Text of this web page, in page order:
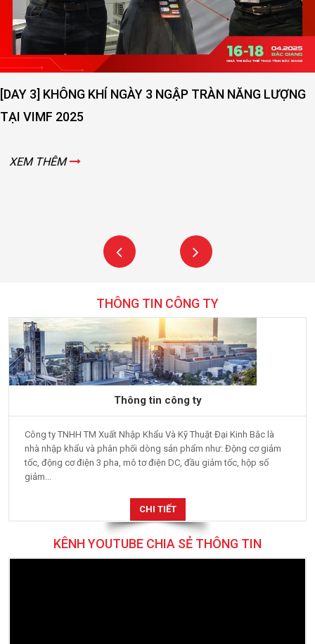
[DAY 3] KHÔNG KHÍ NGÀY 3 NGẬP TRÀN NĂNG LƯỢNG
TẠI VIMF 2025
XEM THÊM
THÔNG TIN CÔNG TY
Thông tin công ty
Công ty TNHH TM Xuất Nhập Khẩu Và Kỹ Thuật Đại Kinh Bắc là
nhà nhập khẩu và phân phối dòng sản phẩm như: Động cơ giảm
tốc, động cơ điện 3 pha, mô tơ điện DC, đầu giảm tốc, hộp số
giảm...
CHI TIẾT
KÊNH YOUTUBE CHIA SẺ THÔNG TIN